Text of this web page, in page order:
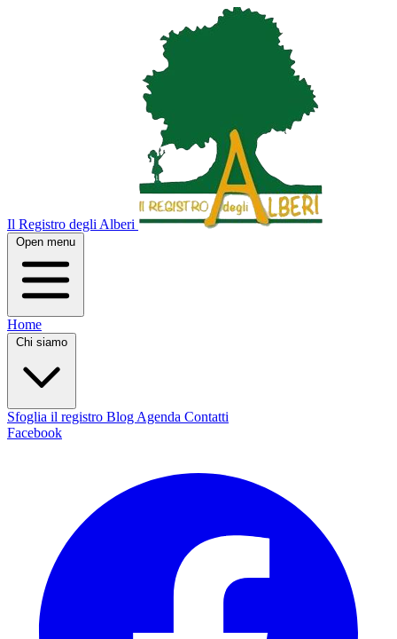
Il Registro degli Alberi
Open menu
Home
Chi siamo
Sfoglia il registro Blog Agenda Contatti
Facebook